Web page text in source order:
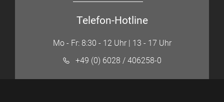
Telefon-Hotline
Mo - Fr: 8:30 - 12 Uhr | 13 - 17 Uhr
+49 (0) 6028 / 406258-0